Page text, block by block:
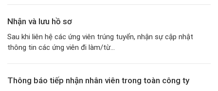
Nhận và lưu hồ sơ
Sau khi liên hệ các ứng viên trúng tuyển, nhận sự cập nhật
thông tin các ứng viên đi làm/từ...
Thông báo tiếp nhận nhân viên trong toàn công ty